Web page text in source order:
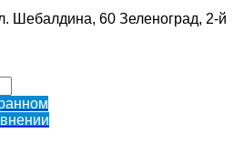
Шебалдина, 60 Зеленоград, 2-й